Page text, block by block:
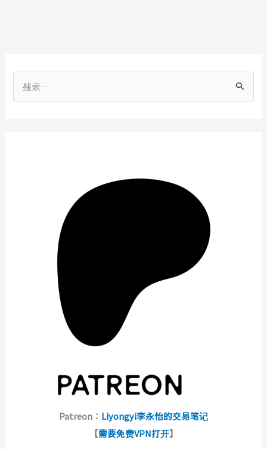
Patreon： Liyongyi李永怡的交易笔记
【需要免费VPN打开】